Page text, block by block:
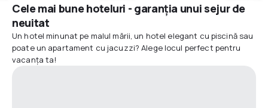
Cele mai bune hoteluri - garanția unui sejur de
neuitat
Un hotel minunat pe malul mării, un hotel elegant cu piscină sau
poate un apartament cu jacuzzi? Alege locul perfect pentru
vacanța ta!